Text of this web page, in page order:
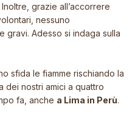
grazie all’accorrere
nessuno
gravi. Adesso si indaga sulla
sfida le fiamme rischiando la
dei nostri amici a quattro
fa, anche a Lima in Perù.